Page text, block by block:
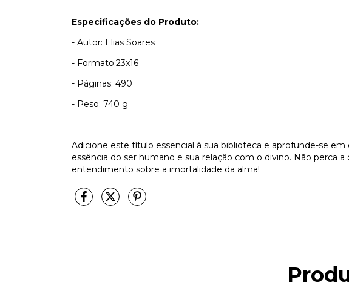
Especificações do Produto:
- Autor: Elias Soares
- Formato:23x16
- Páginas: 490
- Peso: 740 g
Adicione este título essencial à sua biblioteca e aprofunde-se
essência do ser humano e sua relação com o divino. Não perca
entendimento sobre a imortalidade da alma!